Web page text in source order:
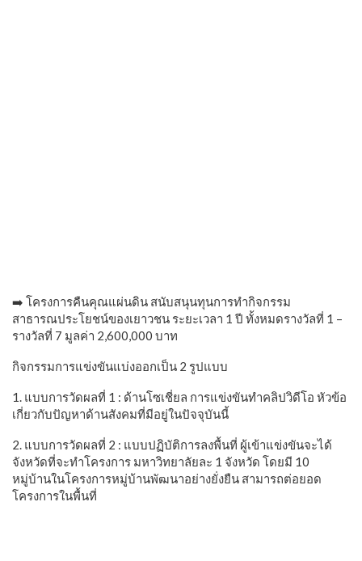
➡️ โครงการคืนคุณแผ่นดิน สนับสนุนทุนการทำกิจกรรม
สาธารณประโยชน์ของเยาวชน ระยะเวลา 1 ปี ทั้งหมดรางวัลที่ 1 –
รางวัลที่ 7 มูลค่า 2,600,000 บาท
กิจกรรมการแข่งขันแบ่งออกเป็น 2 รูปแบบ
1. แบบการวัดผลที่ 1 : ด้านโซเชี่ยล การแข่งขันทำคลิปวิดีโอ หัวข้อ
เกี่ยวกับปัญหาด้านสังคมที่มีอยู่ในปัจจุบันนี้
2. แบบการวัดผลที่ 2 : แบบปฏิบัติการลงพื้นที่ ผู้เข้าแข่งขันจะได้
จังหวัดที่จะทำโครงการ มหาวิทยาลัยละ 1 จังหวัด โดยมี 10
หมู่บ้านในโครงการหมู่บ้านพัฒนาอย่างยั่งยืน สามารถต่อยอด
โครงการในพื้นที่